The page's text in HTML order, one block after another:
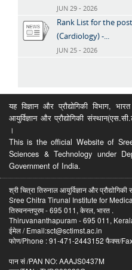
JUN 29 - 2026
Rank List for the
(Cardiology) -...
JUN 25 - 2026
यह विज्ञान और प्रौद्योगिकी विभाग,
आयुर्विज्ञान और प्रौद्योगिकी
।
This is the official Website of
Sciences & Technology under
Government of India.
श्री चित्रा तिरुनाल आयुर्विज्ञान और
Sree Chitra Tirunal Institute for
तिरुवनन्तपुरम - 695 011, केरल, भारत .
Thiruvananthapuram - 695 011,
ईमेल / Email:sct@sctimst.ac.in
फोण/Phone : 91-471-2443152 फैक्स/
पान सं /PAN NO: AAAJS0437M